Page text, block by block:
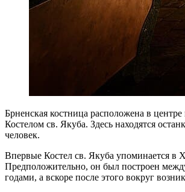
Брненская костница расположена в центре
Костелом св. Якуба. Здесь находятся
человек.
Впервые Костел св. Якуба упоминается в
Предположительно, он был построен
годами, а вскоре после этого вокруг